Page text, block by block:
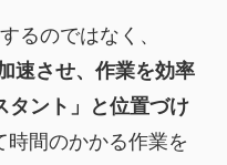
るのではなく、
速させ、作業を効率
タント」と位置づけ
時間のかかる作業を